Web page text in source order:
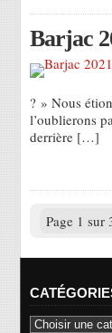
Barjac
? » Nous
l’oublierons
derrière […]
Page 1 sur